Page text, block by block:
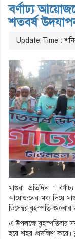
বর্ণাঢ্য
শতবর্ষ
Update Time :
মাগুরা প্রতিদিন :
আয়োজনের মধ্য দিয়ে
ডিসেম্বর বৃহস্পতি-
এ উপলক্ষে বৃহস্পতিবার
হয়ে শহর প্রদক্ষিণ